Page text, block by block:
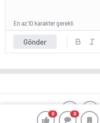
0 0
Gönder
En az 10 karakter gerekli